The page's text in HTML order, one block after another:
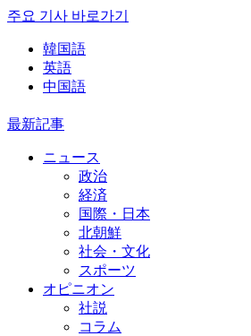
주요 기사 바로가기
韓国語
英語
中国語
最新記事
ニュース
政治
経済
国際・日本
北朝鮮
社会・文化
スポーツ
オピニオン
社説
コラム